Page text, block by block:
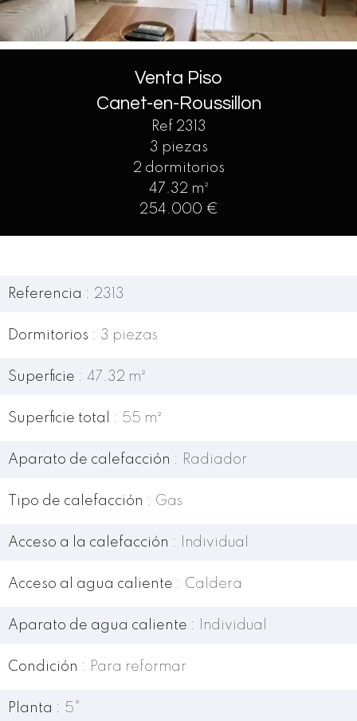
Venta Piso
Canet-en-Roussillon
Ref 2313
3 piezas
2 dormitorios
47.32 m²
254.000 €
Referencia 2313
Dormitorios 3 piezas
Superficie 47.32 m²
Superficie total 55 m²
Aparato de calefacción Radiador
Tipo de calefacción Gas
Acceso a la calefacción Individual
Acceso al agua caliente Caldera
Aparato de agua caliente Individual
Condición Para reformar
Planta 5°